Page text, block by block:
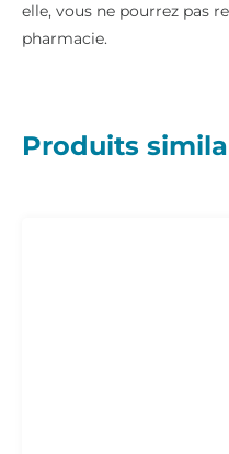
elle, vous ne pourrez pas
pharmacie.
Produits